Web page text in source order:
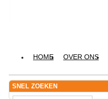
HOME OVER ONS
SNEL ZOEKEN